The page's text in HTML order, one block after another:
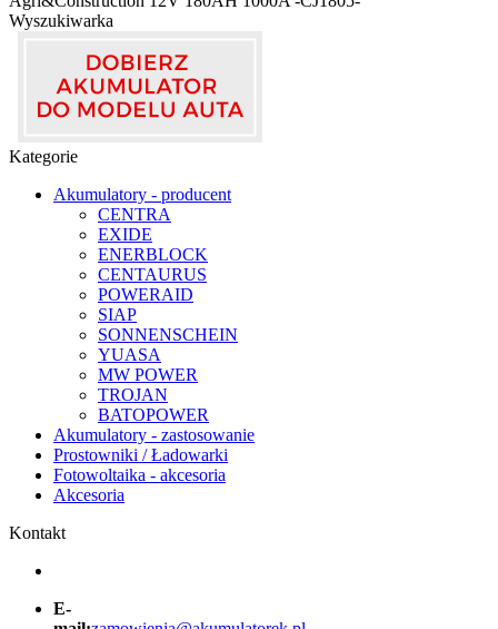
Wyszukiwarka
Kategorie
Akumulatory - producent
CENTRA
EXIDE
ENERBLOCK
CENTAURUS
POWERAID
SIAP
SONNENSCHEIN
YUASA
MW POWER
TROJAN
BATOPOWER
Akumulatory - zastosowanie
Prostowniki / Ładowarki
Fotowoltaika - akcesoria
Akcesoria
Kontakt
E-